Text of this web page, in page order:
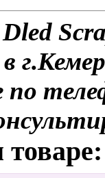
по